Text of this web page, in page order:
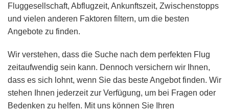
Fluggesellschaft, Abflugzeit, Ankunftszeit, Zwischenstopps
und vielen anderen Faktoren filtern, um die besten
Angebote zu finden.
Wir verstehen, dass die Suche nach dem perfekten Flug
zeitaufwendig sein kann. Dennoch versichern wir Ihnen,
dass es sich lohnt, wenn Sie das beste Angebot finden. Wir
stehen Ihnen jederzeit zur Verfügung, um bei Fragen oder
Bedenken zu helfen. Mit uns können Sie Ihren